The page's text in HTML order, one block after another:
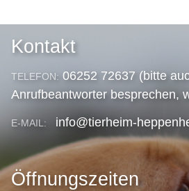
Kontakt
TELEFON: 06252 72637 (bitte
Anrufbeantworter besprechen,
E-MAIL: info@tierheim-
Öffnungszeiten